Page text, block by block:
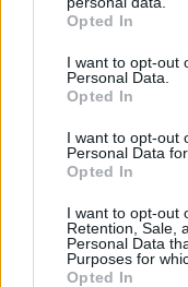
grant or deny
use your data for
consent section.
Opted In
I want to opt-out
Personal Data.
Opted In
I want to opt-out
Personal Data
Opted In
I want to opt-out
Retention, Sale,
Personal Data
Purposes for
Opted In
Σενάρια για
«πυροδοτούν» οι
Μπάιντεν στην Ευρώπη